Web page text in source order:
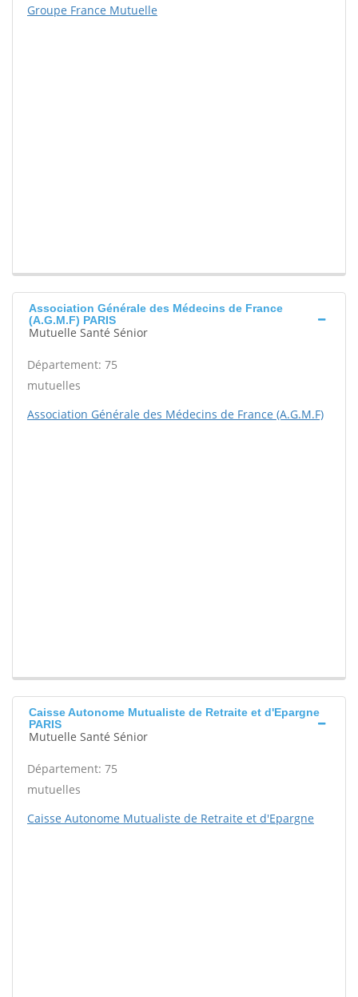
Groupe France Mutuelle
Association Générale des Médecins de France
(A.G.M.F) PARIS
Mutuelle Santé Sénior
Département: 75
mutuelles
Association Générale des Médecins de France (A.G.M.F)
Caisse Autonome Mutualiste de Retraite et d'Epargne
PARIS
Mutuelle Santé Sénior
Département: 75
mutuelles
Caisse Autonome Mutualiste de Retraite et d'Epargne